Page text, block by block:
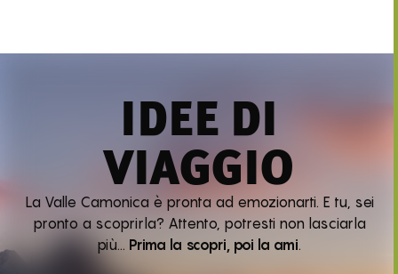
IDEE DI
VIAGGIO
La Valle Camonica è pronta ad emozionarti. E tu, sei
pronto a scoprirla? Attento, potresti non lasciarla
più… Prima la scopri, poi la ami.